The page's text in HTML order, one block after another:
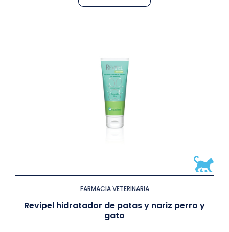
FARMACIA VETERINARIA
Revipel hidratador de patas y nariz perro y
gato